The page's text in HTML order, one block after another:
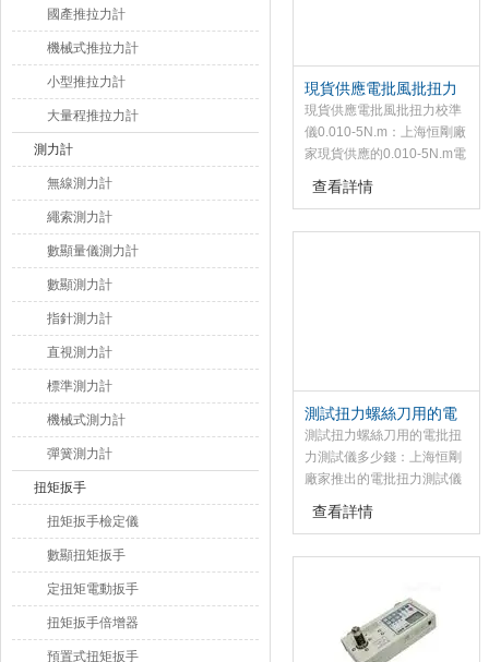
國產推拉力計
機械式推拉力計
小型推拉力計
大量程推拉力計
測力計
無線測力計
繩索測力計
數顯量儀測力計
數顯測力計
指針測力計
直視測力計
標準測力計
機械式測力計
彈簧測力計
扭矩扳手
扭矩扳手檢定儀
數顯扭矩扳手
定扭矩電動扳手
扭矩扳手倍增器
預置式扭矩扳手
現貨供應電批風批扭力
校準儀0.010-5N.m
現貨供應電批風批扭力校準
儀0.010-5N.m：上海恒剛廠
家現貨供應的0.010-5N.m電
批風批扭力校準儀是為測試
和檢測扭矩而設計制造的智
查看詳情
測試扭力螺絲刀用的電
批扭力測試儀多少錢
測試扭力螺絲刀用的電批扭
力測試儀多少錢：上海恒剛
廠家推出的電批扭力測試儀
是數顯高精度扭矩測量校正
儀器，該電批扭力測試儀可
刀,扭力批、扭力板手的力矩
查看詳情